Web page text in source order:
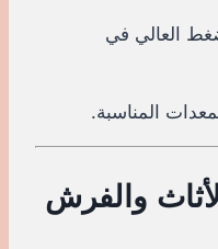
العالي في
المناسبة.